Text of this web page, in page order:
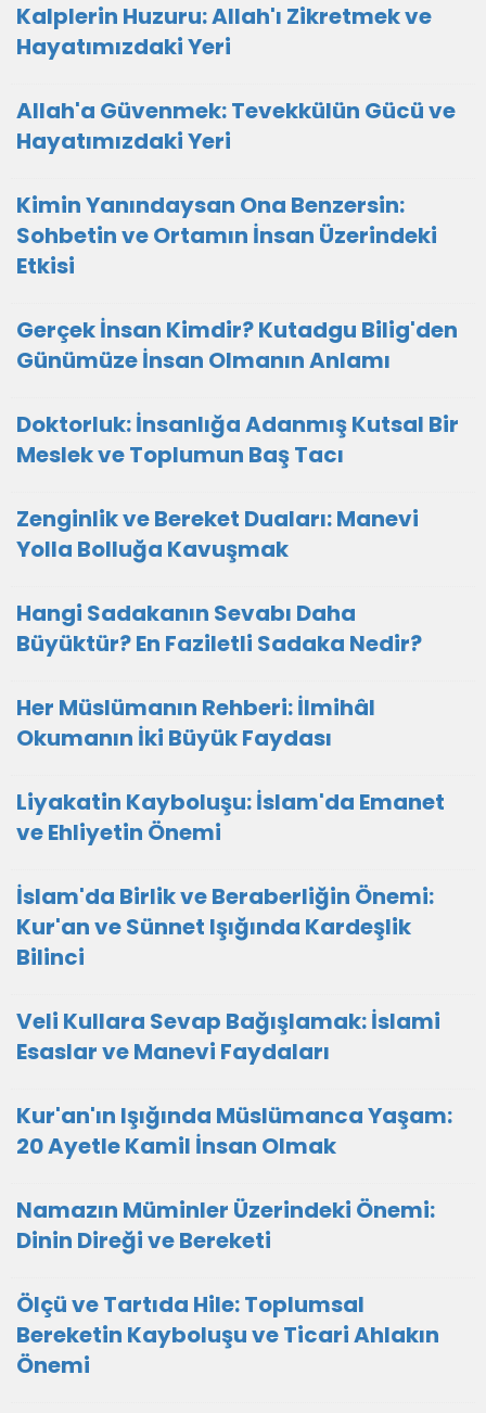
Kalplerin Huzuru: Allah'ı Zikretmek ve
Hayatımızdaki Yeri
Allah'a Güvenmek: Tevekkülün Gücü ve
Hayatımızdaki Yeri
Kimin Yanındaysan Ona Benzersin:
Sohbetin ve Ortamın İnsan Üzerindeki
Etkisi
Gerçek İnsan Kimdir? Kutadgu Bilig'den
Günümüze İnsan Olmanın Anlamı
Doktorluk: İnsanlığa Adanmış Kutsal Bir
Meslek ve Toplumun Baş Tacı
Zenginlik ve Bereket Duaları: Manevi
Yolla Bolluğa Kavuşmak
Hangi Sadakanın Sevabı Daha
Büyüktür? En Faziletli Sadaka Nedir?
Her Müslümanın Rehberi: İlmihâl
Okumanın İki Büyük Faydası
Liyakatin Kayboluşu: İslam'da Emanet
ve Ehliyetin Önemi
İslam'da Birlik ve Beraberliğin Önemi:
Kur'an ve Sünnet Işığında Kardeşlik
Bilinci
Veli Kullara Sevap Bağışlamak: İslami
Esaslar ve Manevi Faydaları
Kur'an'ın Işığında Müslümanca Yaşam:
20 Ayetle Kamil İnsan Olmak
Namazın Müminler Üzerindeki Önemi:
Dinin Direği ve Bereketi
Ölçü ve Tartıda Hile: Toplumsal
Bereketin Kayboluşu ve Ticari Ahlakın
Önemi